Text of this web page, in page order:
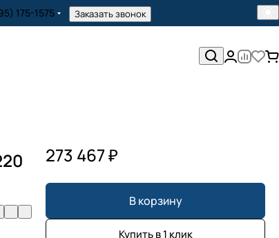
175-1575 Заказать звонок
273 467 ₽
В корзину
Купить в 1 клик